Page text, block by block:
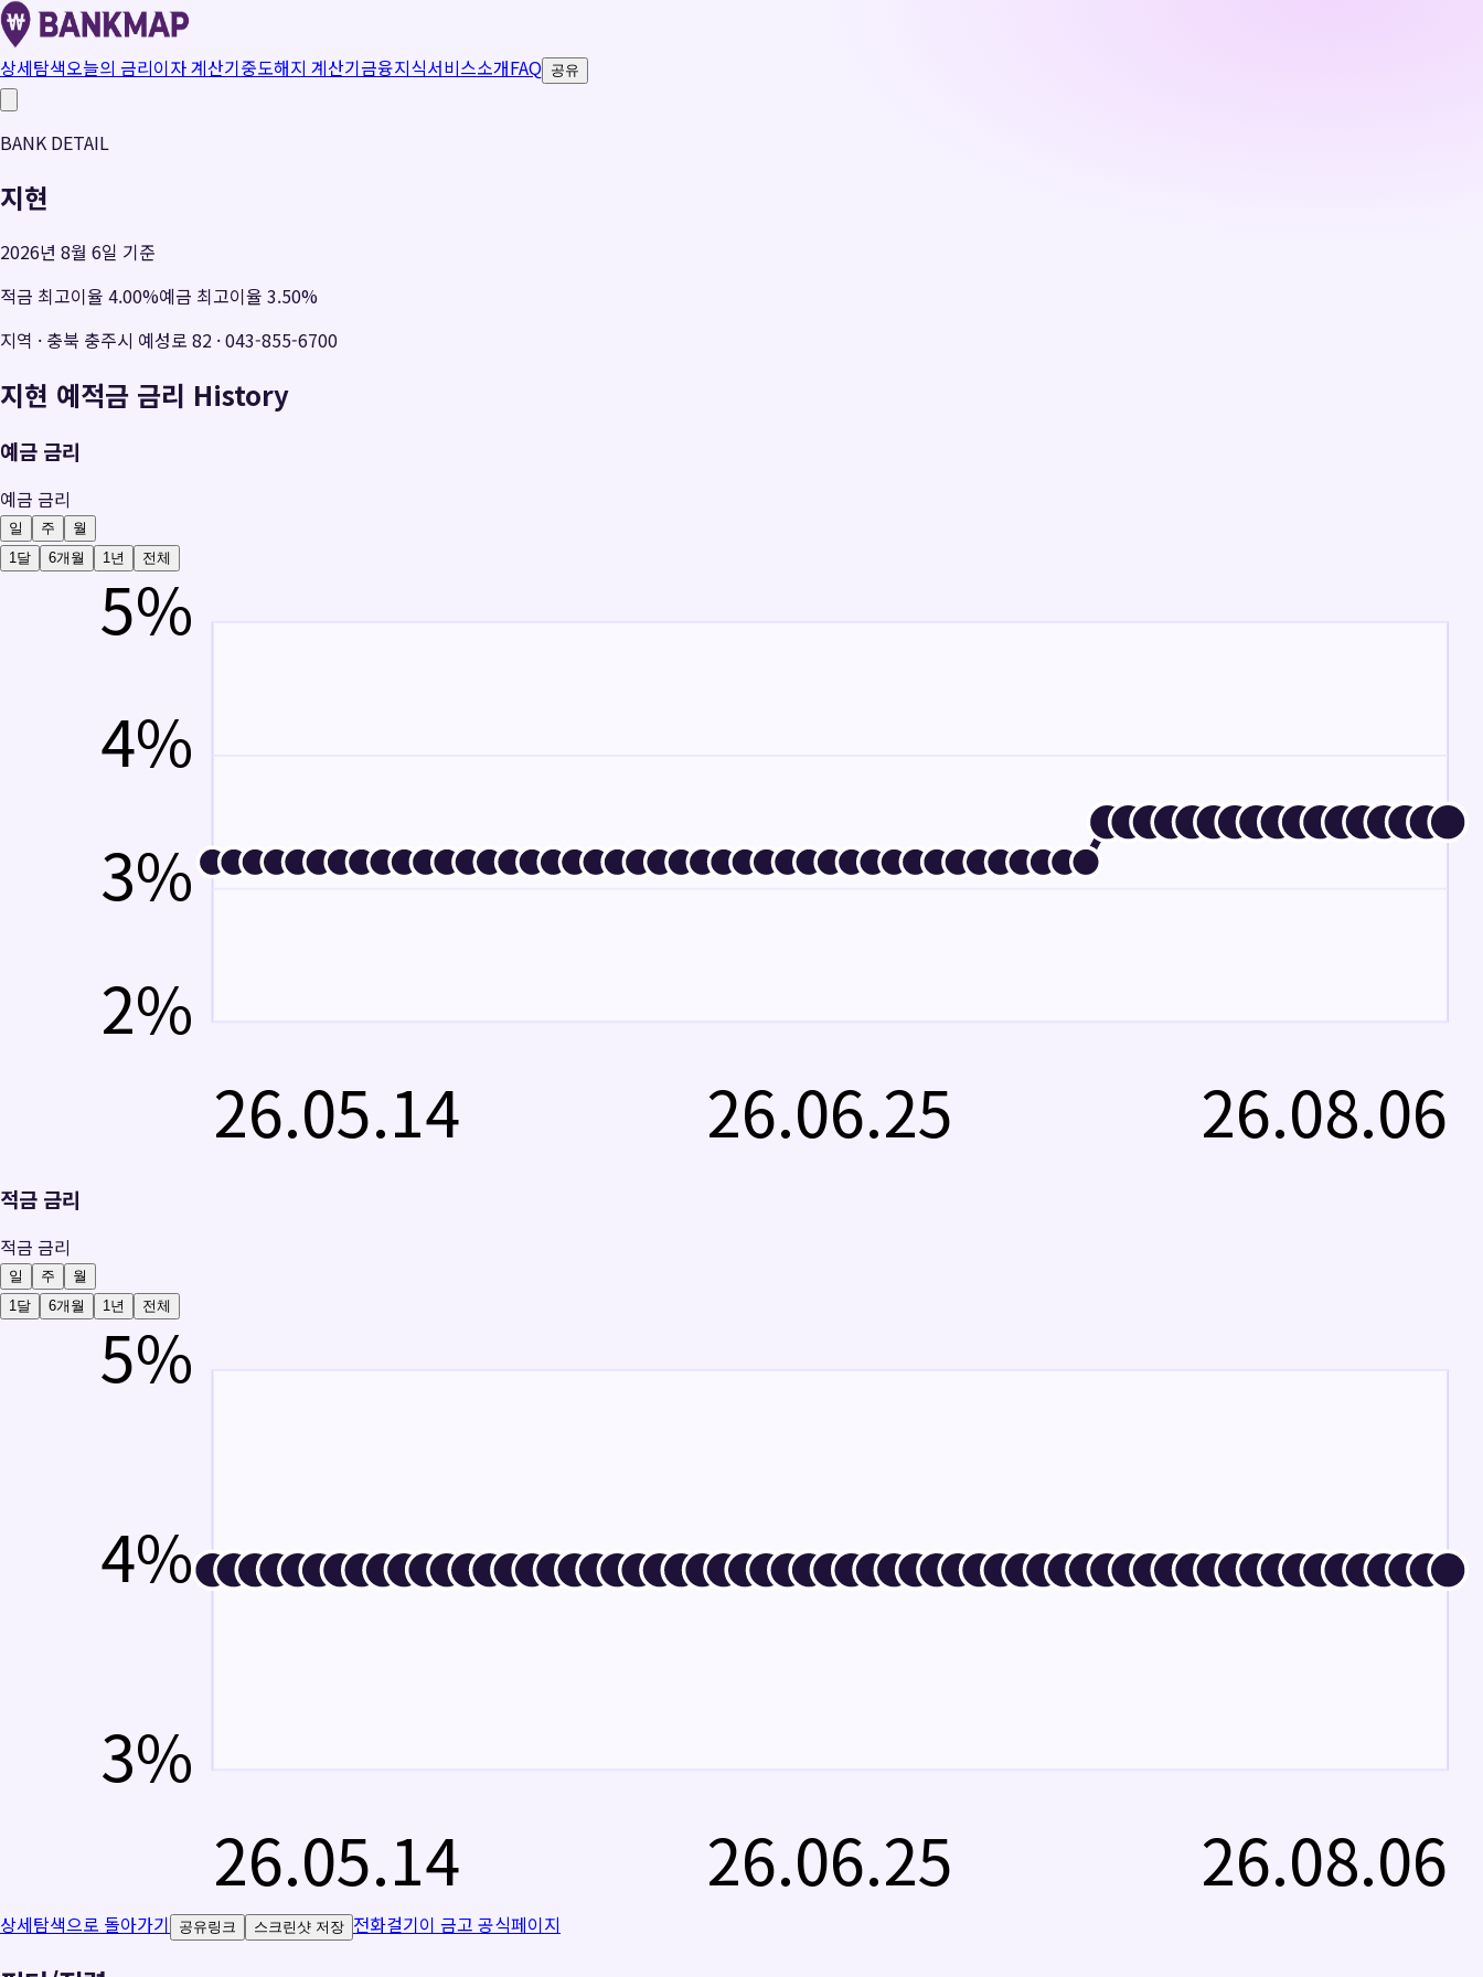
상세탐색오늘의 금리이자 계산기중도해지 계산기금융지식서비스소개FAQ 공유
BANK DETAIL
지현
2026년 8월 6일 기준
적금 최고이율 4.00%예금 최고이율 3.50%
지역 · 충북 충주시 예성로 82 ·043-855-6700
지현 예적금 금리 History
예금 금리
예금 금리
일 주
월
1달
6개월 1년 전체
5%
4%
3%
2%
26.05.14 26.06.25 26.08.06
적금 금리
적금 금리
일 주
월
1달
6개월 1년 전체
5%
4%
3%
26.05.14 26.06.25 26.08.06
상세탐색으로 돌아가기 공유링크 스크린샷 저장 전화걸기이 금고 공식페이지